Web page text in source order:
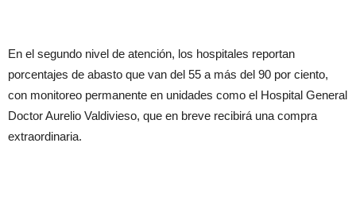
En el segundo nivel de atención, los hospitales reportan
porcentajes de abasto que van del 55 a más del 90 por ciento,
con monitoreo permanente en unidades como el Hospital General
Doctor Aurelio Valdivieso, que en breve recibirá una compra
extraordinaria.